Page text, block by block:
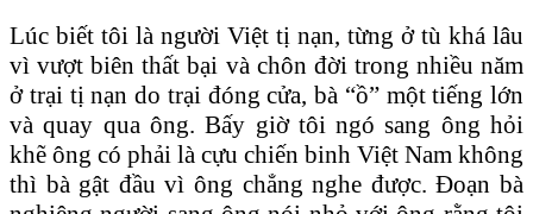
Lúc biết tôi là người Việt tị nạn, từng ở tù khá lâu
vì vượt biên thất bại và chôn đời trong nhiều năm
ở trại tị nạn do trại đóng cửa, bà “ồ” một tiếng lớn
và quay qua ông. Bấy giờ tôi ngó sang ông hỏi
khẽ ông có phải là cựu chiến binh Việt Nam không
thì bà gật đầu vì ông chẳng nghe được. Đoạn bà